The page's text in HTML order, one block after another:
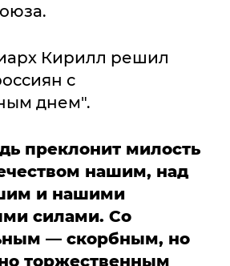
Кирилл решил
с
днем".
преклонит милость
нашим, над
и нашими
силами. Со
— скорбным, но
торжественным